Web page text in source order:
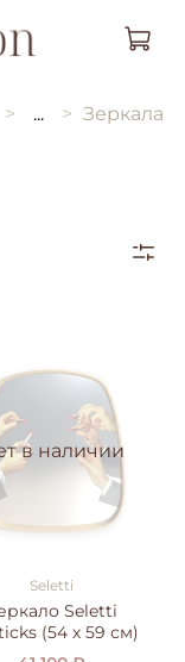
... Зеркала
в наличии
Seletti
Seletti
(54 х 59 см)